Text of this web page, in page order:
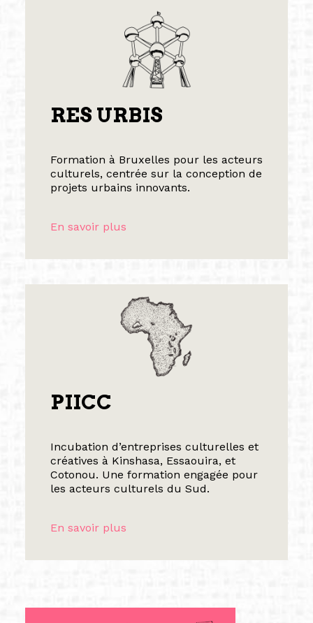
RES URBIS
Formation à Bruxelles pour les acteurs
culturels, centrée sur la conception de
projets urbains innovants.
En savoir plus
PIICC
Incubation d’entreprises culturelles et
créatives à Kinshasa, Essaouira, et
Cotonou. Une formation engagée pour
les acteurs culturels du Sud.
En savoir plus